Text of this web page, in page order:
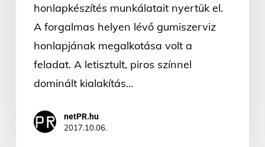
honlapkészítés munkálatait nyertük el.
A forgalmas helyen lévő gumiszerviz
honlapjának megalkotása volt a
feladat. A letisztult, piros színnel
dominált kialakítás…
netPR.hu
2017.10.06.